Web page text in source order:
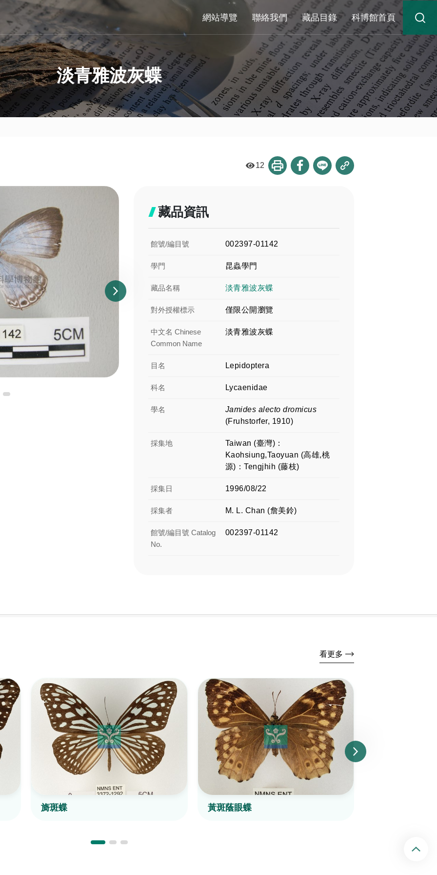
網站導覽 聯絡我們 藏品目錄 科博館首頁
淡青雅波灰蝶
12
藏品資訊
館號/編目號 002397-01142
學門 昆蟲學門
藏品名稱 淡青雅波灰蝶
對外授權標示 僅限公開瀏覽
中文名 Chinese
Common Name
淡青雅波灰蝶
目名 Lepidoptera
科名 Lycaenidae
學名
Jamides alecto dromicus
(Fruhstorfer, 1910)
採集地
Taiwan (臺灣)：
Kaohsiung,Taoyuan (高雄,桃
源)：Tengjhih (藤枝)
採集日 1996/08/22
採集者 M. L. Chan (詹美鈴)
館號/編目號 Catalog
No.
002397-01142
看更多
旖斑蝶 黃斑蔭眼蝶
回頂端